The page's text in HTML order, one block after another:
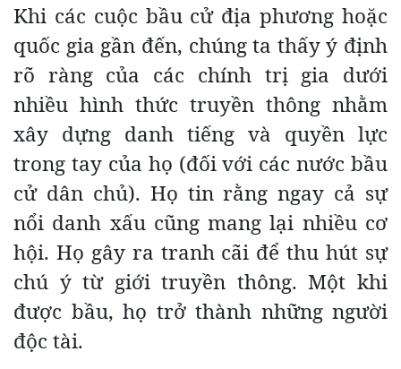
Khi các cuộc bầu cử địa phương hoặc
quốc gia gần đến, chúng ta thấy ý định
rõ ràng của các chính trị gia dưới
nhiều hình thức truyền thông nhằm
xây dựng danh tiếng và quyền lực
trong tay của họ (đối với các nước bầu
cử dân chủ). Họ tin rằng ngay cả sự
nổi danh xấu cũng mang lại nhiều cơ
hội. Họ gây ra tranh cãi để thu hút sự
chú ý từ giới truyền thông. Một khi
được bầu, họ trở thành những người
độc tài.